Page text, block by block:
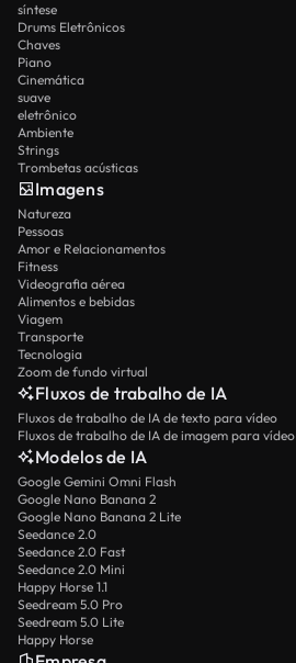
síntese
Drums Eletrônicos
Chaves
Piano
Cinemática
suave
eletrônico
Ambiente
Strings
Trombetas acústicas
Imagens
Natureza
Pessoas
Amor e Relacionamentos
Fitness
Videografia aérea
Alimentos e bebidas
Viagem
Transporte
Tecnologia
Zoom de fundo virtual
Fluxos de trabalho de IA
Fluxos de trabalho de IA de texto para vídeo
Fluxos de trabalho de IA de imagem para vídeo
Modelos de IA
Google Gemini Omni Flash
Google Nano Banana 2
Google Nano Banana 2 Lite
Seedance 2.0
Seedance 2.0 Fast
Seedance 2.0 Mini
Happy Horse 1.1
Seedream 5.0 Pro
Seedream 5.0 Lite
Happy Horse